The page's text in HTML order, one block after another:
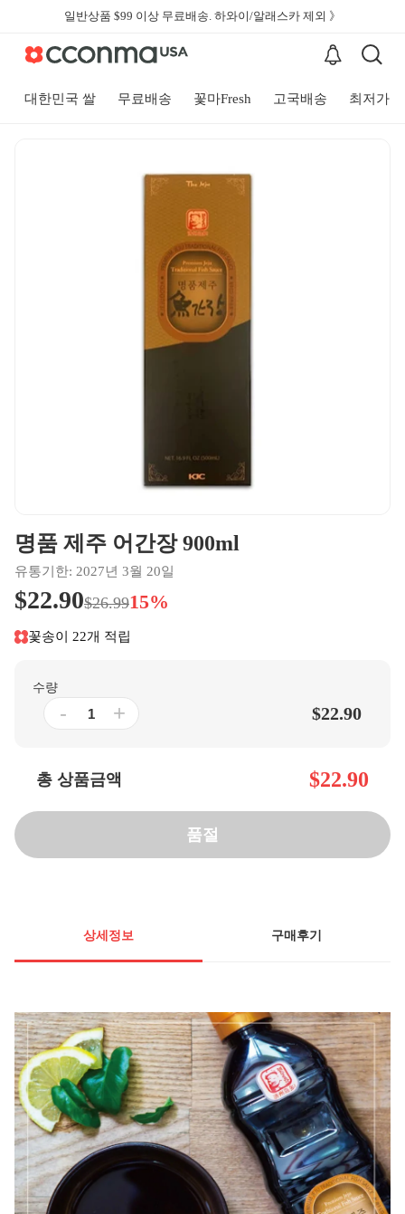
일반상품 $99 이상 무료배송. 하와이/알래스카 제외 》
대한민국 쌀 무료배송 꽃마Fresh 고국배송 최저가
명품 제주 어간장 900ml
유통기한: 2027년 3월 20일
$22.90$26.9915%
꽃송이 22개 적립
수량
- + $22.90
총 상품금액 $22.90
품절
상세정보 구매후기